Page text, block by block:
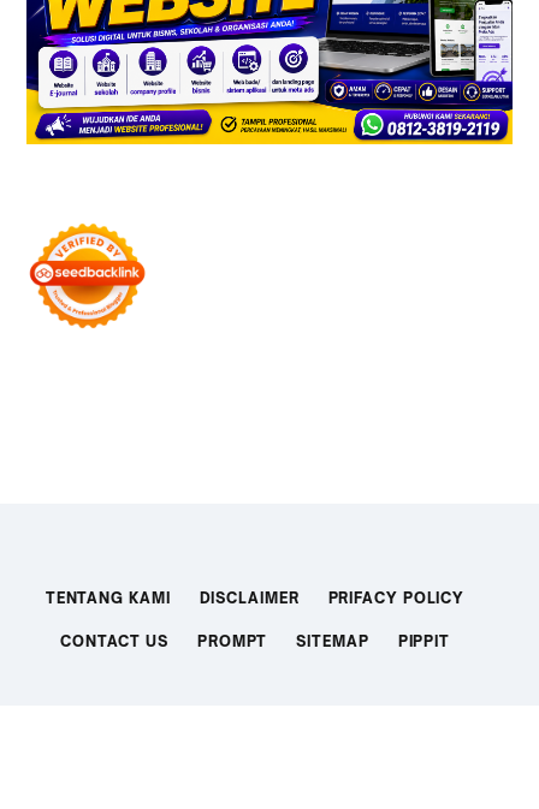
TENTANG KAMI DISCLAIMER PRIFACY POLICY
CONTACT US PROMPT SITEMAP PIPPIT